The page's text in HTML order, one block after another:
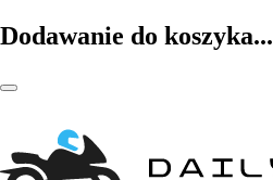
Dodawanie do koszyka...